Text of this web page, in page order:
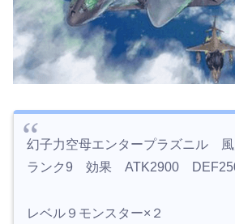
幻子力空母エンタープラズニル
ランク9 効果 ATK2900
レベル９モンスター×２